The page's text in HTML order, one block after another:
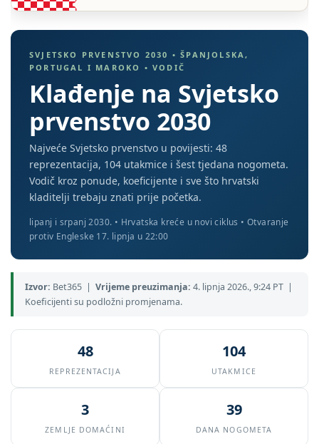
SVJETSKO PRVENSTVO 2030 • ŠPANJOLSKA,
PORTUGAL I MAROKO • VODIČ
Klađenje na Svjetsko
prvenstvo 2030
Najveće Svjetsko prvenstvo u povijesti: 48
reprezentacija, 104 utakmice i šest tjedana nogometa.
Vodič kroz ponude, koeficijente i sve što hrvatski
kladitelji trebaju znati prije početka.
lipanj i srpanj 2030. • Hrvatska kreće u novi ciklus • Otvaranje
protiv Engleske 17. lipnja u 22:00
Izvor: Bet365 | Vrijeme preuzimanja: 4. lipnja 2026., 9:24 PT |
Koeficijenti su podložni promjenama.
48
REPREZENTACIJA
104
UTAKMICE
3
ZEMLJE DOMAĆINI
39
DANA NOGOMETA